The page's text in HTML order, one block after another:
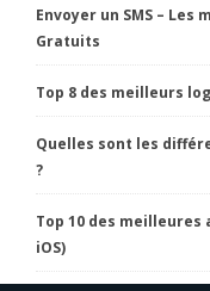
Envoyer un SMS –
Gratuits
Top 8 des meilleurs
Quelles sont les
?
Top 10 des
iOS)